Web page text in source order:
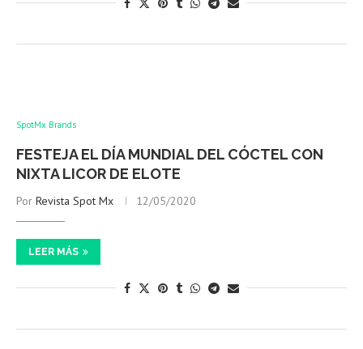
SpotMx Brands
FESTEJA EL DÍA MUNDIAL DEL CÓCTEL CON
NIXTA LICOR DE ELOTE
Por Revista Spot Mx 12/05/2020
LEER MÁS